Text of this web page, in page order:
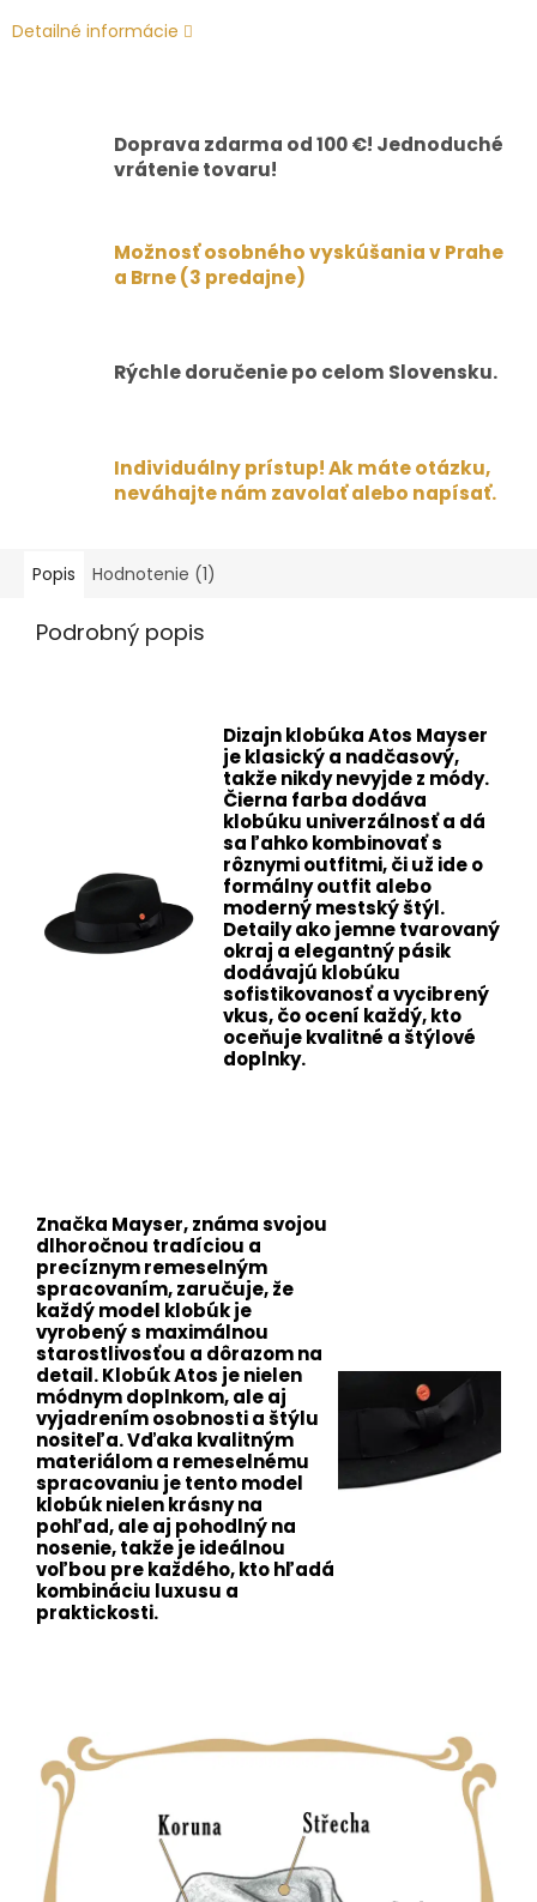
Detailné informácie
Doprava zdarma od 100 €! Jednoduché
vrátenie tovaru!
Možnosť osobného vyskúšania v Prahe
a Brne (3 predajne)
Rýchle doručenie po celom Slovensku.
Individuálny prístup! Ak máte otázku,
neváhajte nám zavolať alebo napísať.
Popis Hodnotenie (1)
Podrobný popis
Dizajn klobúka Atos Mayser
je klasický a nadčasový,
takže nikdy nevyjde z módy.
Čierna farba dodáva
klobúku univerzálnosť a dá
sa ľahko kombinovať s
rôznymi outfitmi, či už ide o
formálny outfit alebo
moderný mestský štýl.
Detaily ako jemne tvarovaný
okraj a elegantný pásik
dodávajú klobúku
sofistikovanosť a vycibrený
vkus, čo ocení každý, kto
oceňuje kvalitné a štýlové
doplnky.
Značka Mayser, známa svojou
dlhoročnou tradíciou a
precíznym remeselným
spracovaním, zaručuje, že
každý model klobúk je
vyrobený s maximálnou
starostlivosťou a dôrazom na
detail. Klobúk Atos je nielen
módnym doplnkom, ale aj
vyjadrením osobnosti a štýlu
nositeľa. Vďaka kvalitným
materiálom a remeselnému
spracovaniu je tento model
klobúk nielen krásny na
pohľad, ale aj pohodlný na
nosenie, takže je ideálnou
voľbou pre každého, kto hľadá
kombináciu luxusu a
praktickosti.